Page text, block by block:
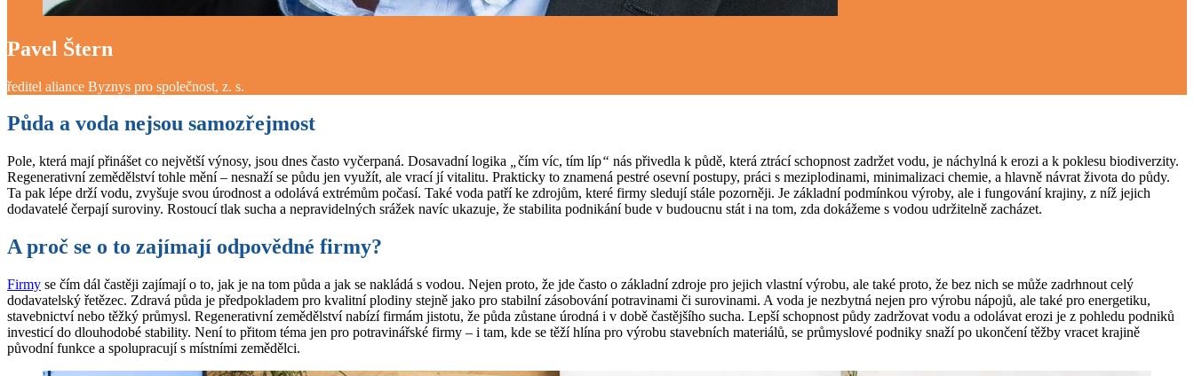
Pavel Štern
ředitel aliance Byznys pro společnost, z. s.
Půda a voda nejsou samozřejmost
Pole, která mají přinášet co největší výnosy, jsou dnes často vyčerpaná. Dosavadní logika čím víc, tím líp“ nás přivedla k půdě, která ztrácí schopnost zadržet vodu, je náchylná k erozi a k poklesu biodiverzity.
Regenerativní zemědělství tohle mění – nesnaží se půdu jen využít, ale vrací jí vitalitu. Prakticky to znamená pestré osevní postupy, práci s meziplodinami, minimalizaci chemie, a hlavně návrat života do půdy.
Ta pak lépe drží vodu, zvyšuje svou úrodnost a odolává extrémům počasí. Také voda patří ke zdrojům, které firmy sledují stále pozorněji. Je základní podmínkou výroby, ale i fungování krajiny, z níž jejich
dodavatelé čerpají suroviny. Rostoucí tlak sucha a nepravidelných srážek navíc ukazuje, že stabilita podnikání bude v budoucnu stát i na tom, zda dokážeme s vodou udržitelně zacházet.
A proč se o to zajímají odpovědné firmy?
Firmy se čím dál častěji zajímají o to, jak je na tom půda a jak se nakládá s vodou. Nejen proto, že jde často o základní zdroje pro jejich vlastní výrobu, ale také proto, že bez nich se může zadrhnout celý
dodavatelský řetězec. Zdravá půda je předpokladem pro kvalitní plodiny stejně jako pro stabilní zásobování potravinami či surovinami. A voda je nezbytná nejen pro výrobu nápojů, ale také pro energetiku,
stavebnictví nebo těžký průmysl. Regenerativní zemědělství nabízí firmám jistotu, že půda zůstane úrodná i v době častějšího sucha. Lepší schopnost půdy zadržovat vodu a odolávat erozi je z pohledu podniků
investicí do dlouhodobé stability. Není to přitom téma jen pro potravinářské firmy – i tam, kde se těží hlína pro výrobu stavebních materiálů, se průmyslové podniky snaží po ukončení těžby vracet krajině
původní funkce a spolupracují s místními zemědělci.